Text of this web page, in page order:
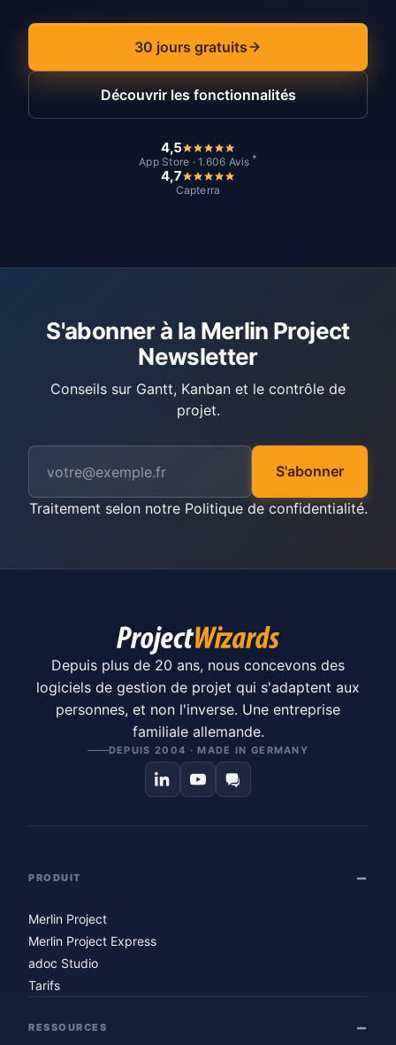
30 jours gratuits
Découvrir les fonctionnalités
4,5
App Store · 1.606 Avis *
4,7
Capterra
S'abonner à la Merlin Project
Newsletter
Conseils sur Gantt, Kanban et le contrôle de
projet.
S'abonner
Traitement selon notre Politique de confidentialité.
Depuis plus de 20 ans, nous concevons des
logiciels de gestion de projet qui s'adaptent aux
personnes, et non l'inverse. Une entreprise
familiale allemande.
DEPUIS 2004 · MADE IN GERMANY
PRODUIT
Merlin Project
Merlin Project Express
adoc Studio
Tarifs
RESSOURCES